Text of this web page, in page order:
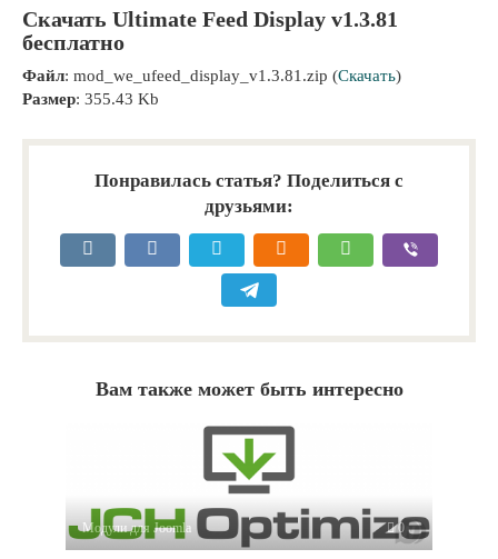
Скачать Ultimate Feed Display v1.3.81
бесплатно
Файл: mod_we_ufeed_display_v1.3.81.zip (Скачать)
Размер: 355.43 Kb
Понравилась статья? Поделиться с
друзьями:
Вам также может быть интересно
Модули для Joomla 0